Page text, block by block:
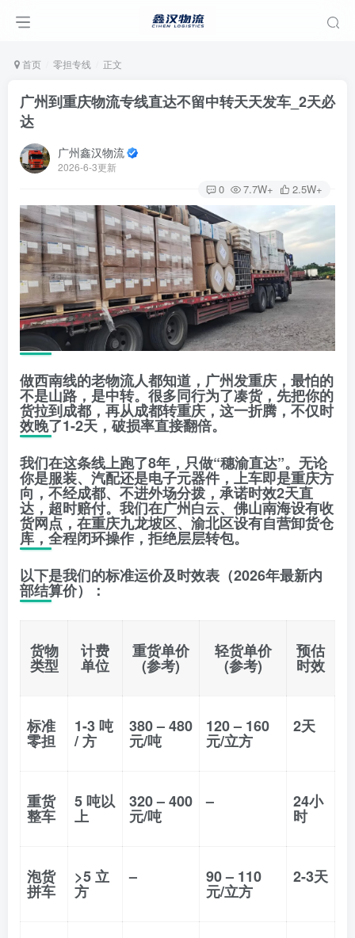
首页 零担专线 正文
广州到重庆物流专线直达不留中转天天发车_2天必
达
广州鑫汉物流
2026-6-3更新
0 7.7W+ 2.5W+
做西南线的老物流人都知道，广州发重庆，最怕的
不是山路，是中转。很多同行为了凑货，先把你的
货拉到成都，再从成都转重庆，这一折腾，不仅时
效晚了1-2天，破损率直接翻倍。
我们在这条线上跑了8年，只做“穗渝直达”。无论
你是服装、汽配还是电子元器件，上车即是重庆方
向，不经成都、不进外场分拨， 承诺时效2天直
达，超时赔付。我们在广州白云、佛山南海设有收
货网点，在重庆九龙坡区、渝北区设有自营卸货仓
库，全程闭环操作，拒绝层层转包。
以下是我们的标准运价及时效表 （2026年最新内
部结算价）：
货物
类型
计费
单位
重货单价
(参考)
轻货单价
(参考)
预估
时效
标准
零担
1-3 吨
/ 方
380 – 480
元/吨
120 – 160
元/立方
2天
重货
整车
5 吨以
上
320 – 400
元/吨
– 24小
时
泡货
拼车
>5 立
方
– 90 – 110
元/立方
2-3天